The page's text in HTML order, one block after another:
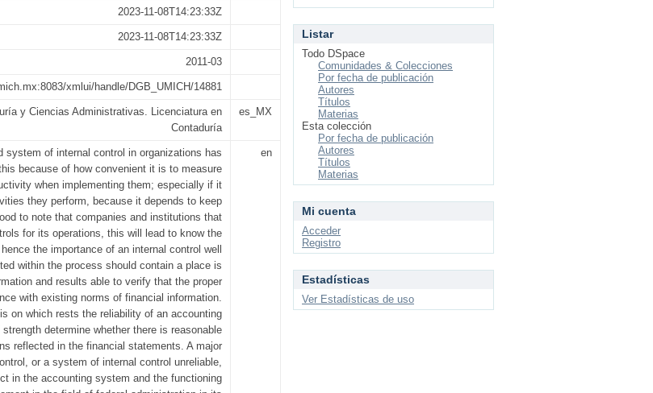
2023-11-08T14:23:33Z
2023-11-08T14:23:33Z
2011-03
xmlui/handle/DGB_UMICH/14881
y Ciencias Administrativas. Licenciatura en
Contaduría
es_MX
system of internal control in organizations has
because of how convenient it is to measure
when implementing them; especially if it
they perform, because it depends to keep
to note that companies and institutions that
for its operations, this will lead to know the
the importance of an internal control well
within the process should contain a place is
and results able to verify that the proper
with existing norms of financial information.
on which rests the reliability of an accounting
determine whether there is reasonable
reflected in the financial statements. A major
or a system of internal control unreliable,
in the accounting system and the functioning
en
Listar
Todo DSpace
Comunidades & Colecciones
Por fecha de publicación
Autores
Títulos
Materias
Esta colección
Por fecha de publicación
Autores
Títulos
Materias
Mi cuenta
Acceder
Registro
Estadísticas
Ver Estadísticas de uso